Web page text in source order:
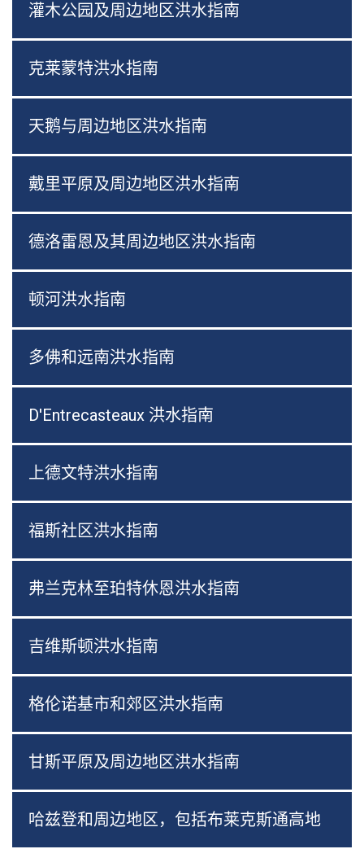
灌木公园及周边地区洪水指南
克莱蒙特洪水指南
天鹅与周边地区洪水指南
戴里平原及周边地区洪水指南
德洛雷恩及其周边地区洪水指南
顿河洪水指南
多佛和远南洪水指南
D'Entrecasteaux 洪水指南
上德文特洪水指南
福斯社区洪水指南
弗兰克林至珀特休恩洪水指南
吉维斯顿洪水指南
格伦诺基市和郊区洪水指南
甘斯平原及周边地区洪水指南
哈兹登和周边地区，包括布莱克斯通高地